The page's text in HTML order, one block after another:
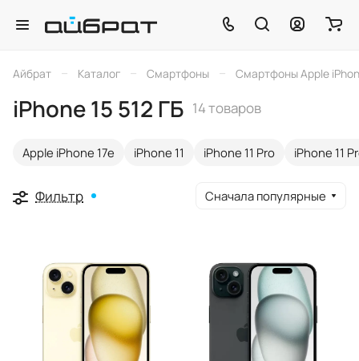
Айбрат – Каталог – Смартфоны – Смартфоны Apple
iPhone 15 512 ГБ 14 товаров
Apple iPhone 17e iPhone 11 iPhone 11 Pro iPhone 11
Фильтр Сначала популярные